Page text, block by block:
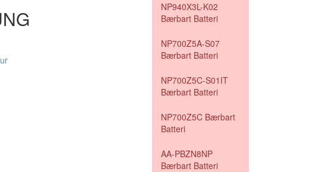
NP940X3L-K02
Bærbart Batteri
NP700Z5A-S07
Bærbart Batteri
NP700Z5C-S01IT
Bærbart Batteri
NP700Z5C Bærbart
Batteri
AA-PBZN8NP
Bærbart Batteri